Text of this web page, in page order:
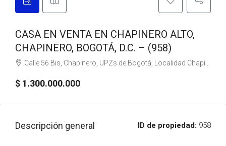
CASA EN VENTA EN CHAPINERO ALTO,
CHAPINERO, BOGOTÁ, D.C. – (958)
Calle 56 Bis, Chapinero, UPZs de Bogotá, Localidad Chapinero, Bogotá, Bogotá, Distrito Capital, RAP (Especial) Central, 110231, Colombia
$ 1.300.000.000
Descripción general ID de propiedad: 958